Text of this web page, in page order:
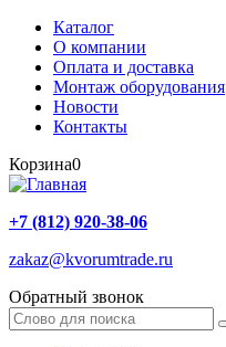
Каталог
О компании
Оплата и доставка
Монтаж оборудования
Новости
Контакты
Корзина0
+7 (812) 920-38-06
zakaz@kvorumtrade.ru
Обратный звонок